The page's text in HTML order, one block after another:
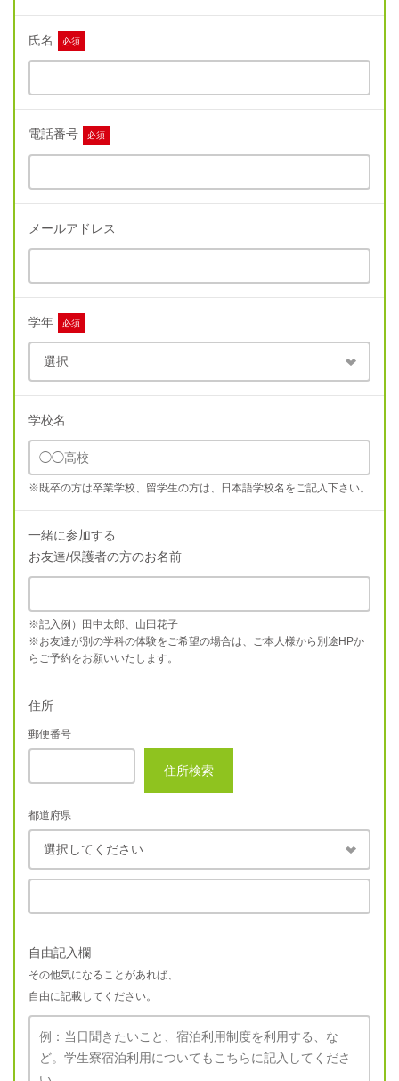
氏名 必須
電話番号 必須
メールアドレス
学年 必須
学校名
※既卒の方は卒業学校、留学生の方は、日本語学校名をご記入下さい。
一緒に参加する
お友達/保護者の方のお名前
※記入例）田中太郎、山田花子
※お友達が別の学科の体験をご希望の場合は、ご本人様から別途HPか
らご予約をお願いいたします。
住所
郵便番号
住所検索
都道府県
自由記入欄
その他気になることがあれば、
自由に記載してください。